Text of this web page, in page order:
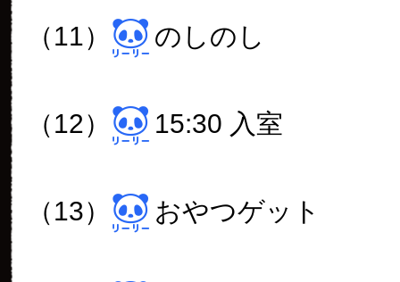
（11） のしのし
（12） 15:30 入室
（13） おやつゲット